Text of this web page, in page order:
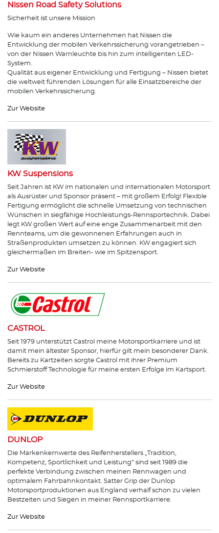
Nissen Road Safety Solutions
Sicherheit ist unsere Mission
Wie kaum ein anderes Unternehmen hat Nissen die
Entwicklung der mobilen Verkehrssicherung vorangetrieben –
von der Nissen Warnleuchte bis hin zum intelligenten LED-
System.
Qualität aus eigener Entwicklung und Fertigung – Nissen bietet
die weltweit führenden Lösungen für alle Einsatzbereiche der
mobilen Verkehrssicherung.
Zur Website
KW Suspensions
Seit Jahren ist KW im nationalen und internationalen Motorsport
als Ausrüster und Sponsor präsent – mit großem Erfolg! Flexible
Fertigung ermöglicht die schnelle Umsetzung von technischen
Wünschen in siegfähige Hochleistungs-Rennsportechnik. Dabei
legt KW großen Wert auf eine enge Zusammenarbeit mit den
Rennteams, um die gewonnenen Erfahrungen auch in
Straßenprodukten umsetzen zu können. KW engagiert sich
gleichermaßen im Breiten- wie im Spitzensport.
Zur Website
CASTROL
Seit 1979 unterstützt Castrol meine Motorsportkarriere und ist
damit mein ältester Sponsor, hierfür gilt mein besonderer Dank.
Bereits zu Kartzeiten sorgte Castrol mit ihrer Premium
Schmierstoff Technologie für meine ersten Erfolge im Kartsport.
Zur Website
DUNLOP
Die Markenkernwerte des Reifenherstellers „Tradition,
Kompetenz, Sportlichkeit und Leistung“ sind seit 1989 die
perfekte Verbindung zwischen meinen Rennwagen und
optimalem Fahrbahnkontakt. Satter Grip der Dunlop
Motorsportproduktionen aus England verhalf schon zu vielen
Bestzeiten und Siegen in meiner Rennsportkarriere.
Zur Website